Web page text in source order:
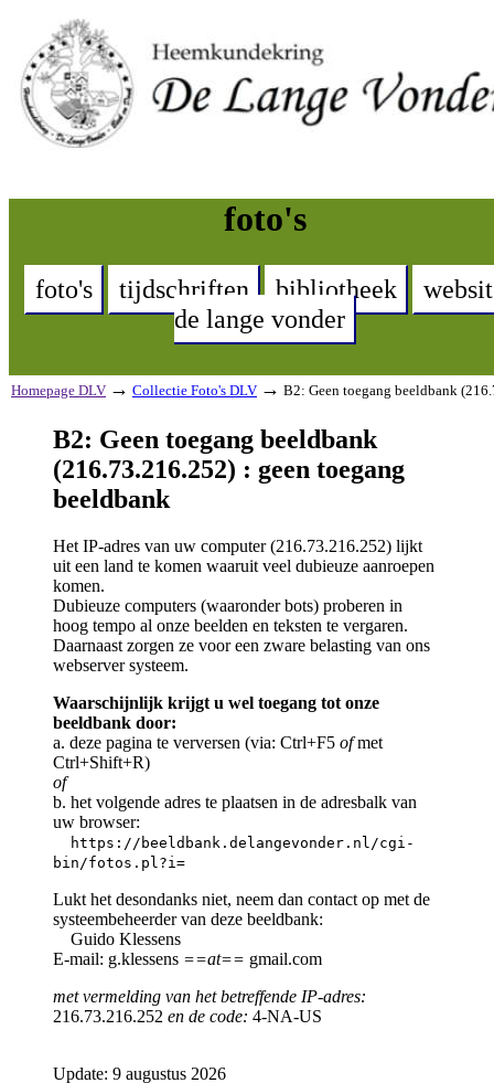
foto's
foto's tijdschriften bibliotheek
de lange vonder
Homepage DLV → Collectie Foto's DLV → B2: Geen toegang beeldbank
B2: Geen toegang beeldbank
(216.73.216.252) : geen toegang
beeldbank
Het IP-adres van uw computer (216.73.216.252) lijkt
uit een land te komen waaruit veel dubieuze aanroepen
komen.
Dubieuze computers (waaronder bots) proberen in
hoog tempo al onze beelden en teksten te vergaren.
Daarnaast zorgen ze voor een zware belasting van ons
webserver systeem.
Waarschijnlijk krijgt u wel toegang tot onze
beeldbank door:
a. deze pagina te verversen (via: Ctrl+F5 ofmet
Ctrl+Shift+R)
of
b. het volgende adres te plaatsen in de adresbalk van
uw browser:
https://beeldbank.delangevonder.nl/cgi-
bin/fotos.pl?i=
Lukt het desondanks niet, neem dan contact op met de
systeembeheerder van deze beeldbank:
Guido Klessens
E-mail: g.klessens ==at== gmail.com
met vermelding van het betreffende IP-adres:
216.73.216.252 en de code: 4-NA-US
Update: 9 augustus 2026